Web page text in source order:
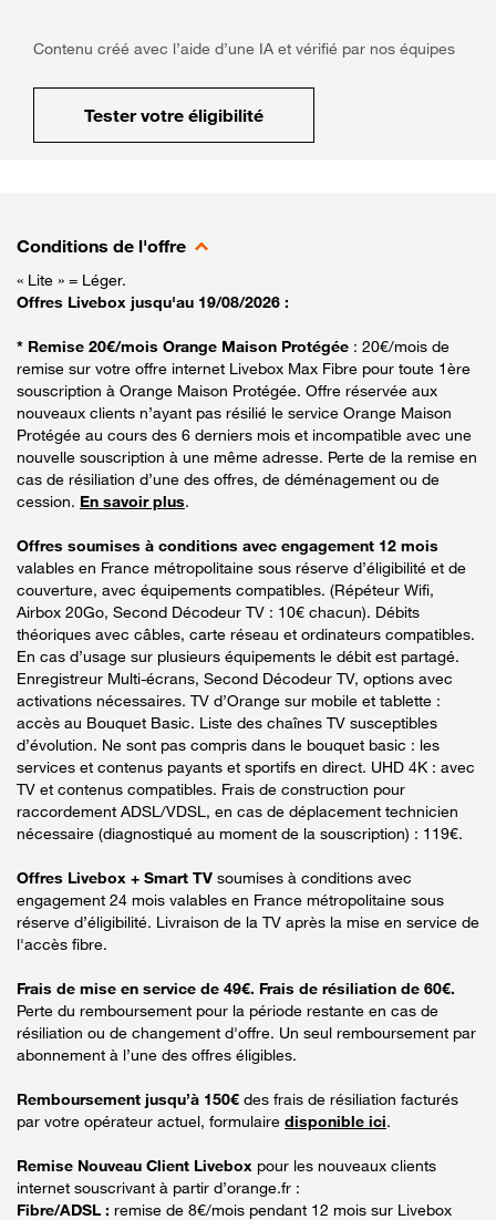
Contenu créé avec l’aide d’une IA et vérifié par nos équipes
Tester votre éligibilité
Conditions de l'offre
« Lite » = Léger.
Offres Livebox jusqu'au 19/08/2026 :
* Remise 20€/mois Orange Maison Protégée : 20€/mois de
remise sur votre offre internet Livebox Max Fibre pour toute 1ère
souscription à Orange Maison Protégée. Offre réservée aux
nouveaux clients n’ayant pas résilié le service Orange Maison
Protégée au cours des 6 derniers mois et incompatible avec une
nouvelle souscription à une même adresse. Perte de la remise en
cas de résiliation d’une des offres, de déménagement ou de
cession. En savoir plus.
Offres soumises à conditions avec engagement 12 mois
valables en France métropolitaine sous réserve d’éligibilité et de
couverture, avec équipements compatibles. (Répéteur Wifi,
Airbox 20Go, Second Décodeur TV : 10€ chacun). Débits
théoriques avec câbles, carte réseau et ordinateurs compatibles.
En cas d’usage sur plusieurs équipements le débit est partagé.
Enregistreur Multi-écrans, Second Décodeur TV, options avec
activations nécessaires. TV d’Orange sur mobile et tablette :
accès au Bouquet Basic. Liste des chaînes TV susceptibles
d’évolution. Ne sont pas compris dans le bouquet basic : les
services et contenus payants et sportifs en direct. UHD 4K : avec
TV et contenus compatibles. Frais de construction pour
raccordement ADSL/VDSL, en cas de déplacement technicien
nécessaire (diagnostiqué au moment de la souscription) : 119€.
Offres Livebox + Smart TV soumises à conditions avec
engagement 24 mois valables en France métropolitaine sous
réserve d’éligibilité. Livraison de la TV après la mise en service de
l'accès fibre.
Frais de mise en service de 49€. Frais de résiliation de 60€.
Perte du remboursement pour la période restante en cas de
résiliation ou de changement d'offre. Un seul remboursement par
abonnement à l’une des offres éligibles.
Remboursement jusqu’à 150€ des frais de résiliation facturés
par votre opérateur actuel, formulaire disponible ici.
Remise Nouveau Client Livebox pour les nouveaux clients
internet souscrivant à partir d’orange.fr :
Fibre/ADSL : remise de 8€/mois pendant 12 mois sur Livebox